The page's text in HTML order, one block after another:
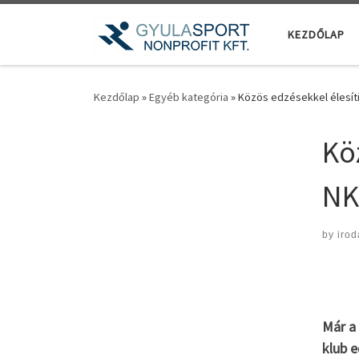
Teljes tartalom megjelenítése
KEZDŐLAP
Kezdőlap »Egyéb kategória »Közös edzésekkel
by
Már
klub